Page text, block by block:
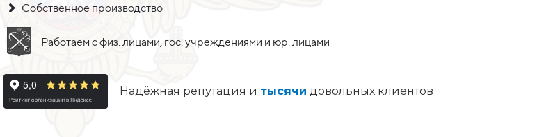
Собственное производство
Работаем с физ. лицами, гос. учреждениями и юр. лицами
Надёжная репутация и тысячи довольных клиентов